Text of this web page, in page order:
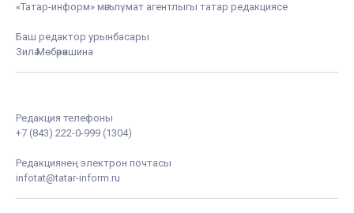
«Татар-информ» мәгълүмат агентлыгы татар редакциясе
Баш редактор урынбасары
Зилә Мөбәрәкшина
Редакция телефоны
+7 (843) 222-0-999 (1304)
Редакциянең электрон почтасы
infotat@tatar-inform.ru